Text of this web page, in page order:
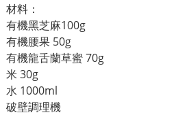
材料：
有機黑芝麻100g
有機腰果 50g
有機龍舌蘭草蜜 70g
米 30g
水 1000ml
破壁調理機